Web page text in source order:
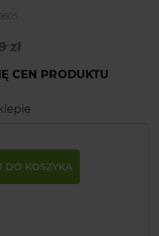
zł
CEN PRODUKTU
DO KOSZYKA